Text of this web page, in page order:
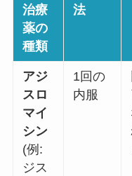
治療
薬の
種類
法
アジ
スロ
マイ
シン
(例:
ジス
1回の
内服